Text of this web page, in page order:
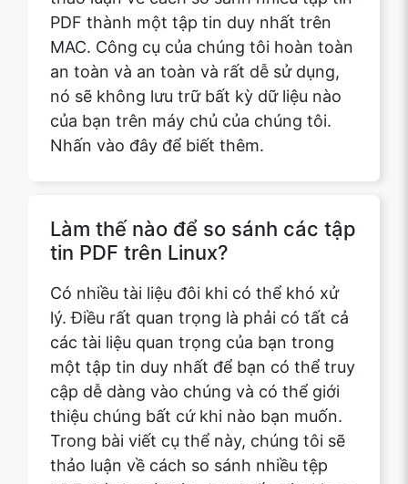
nó sẽ không lưu trữ bất kỳ dữ liệu nào
của bạn trên máy chủ của chúng tôi.
Nhấn vào đây để biết thêm.
Làm thế nào để so sánh các tập
lý. Điều rất quan trọng là phải có tất cả
các tài liệu quan trọng của bạn trong
một tập tin duy nhất để bạn có thể truy
cập dễ dàng vào chúng và có thể giới
thiệu chúng bất cứ khi nào bạn muốn.
Trong bài viết cụ thể này, chúng tôi sẽ
thảo luận về cách so sánh nhiều tệp
PDF thành một tệp duy nhất trên Linux.
Công cụ của chúng tôi hoàn toàn an
toàn và an toàn và rất dễ sử dụng, nó